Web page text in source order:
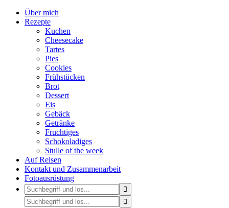
Über mich
Rezepte
Kuchen
Cheesecake
Tartes
Pies
Cookies
Frühstücken
Brot
Dessert
Eis
Gebäck
Getränke
Fruchtiges
Schokoladiges
Stulle of the week
Auf Reisen
Kontakt und Zusammenarbeit
Fotoausrüstung